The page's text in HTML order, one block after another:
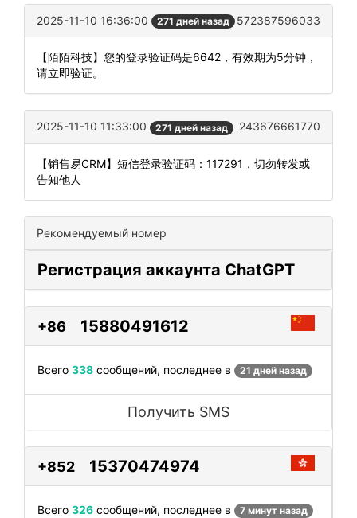
2025-11-10 16:36:00 271 дней назад 572387596033
【陌陌科技】您的登录验证码是6642，有效期为5分钟，
请立即验证。
2025-11-10 11:33:00 271 дней назад 243676661770
【销售易CRM】短信登录验证码：117291，切勿转发或
告知他人
Рекомендуемый номер
Регистрация аккаунта ChatGPT
+86 15880491612
Всего 338 сообщений, последнее в 21 дней назад
Получить SMS
+852 15370474974
Всего 326 сообщений, последнее в 7 минут назад